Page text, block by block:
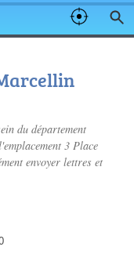
du département
3 Place
envoyer lettres et